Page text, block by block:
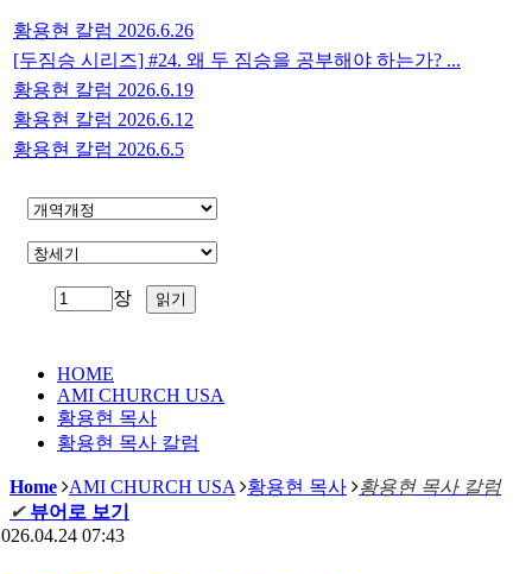
황용현 칼럼 2026.6.26
[두짐승 시리즈] #24. 왜 두 짐승을 공부해야 하는가? ...
황용현 칼럼 2026.6.19
황용현 칼럼 2026.6.12
황용현 칼럼 2026.6.5
장
HOME
AMI CHURCH USA
황용현 목사
황용현 목사 칼럼
Home AMI CHURCH USA 황용현 목사
황용현 목사 칼럼
✔ 뷰어로 보기
07:43